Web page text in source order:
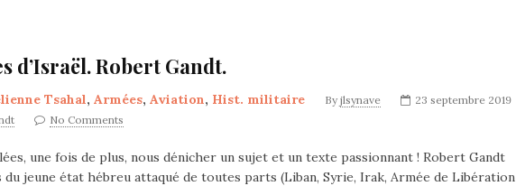
d’Israël. Robert Gandt.
Tsahal, Armées, Aviation, Hist. militaire By jlsynave
23 septembre 2019
No Comments
une fois de plus, nous dénicher un sujet et un texte passionnant ! Robert Gandt
du jeune état hébreu attaqué de toutes parts (Liban, Syrie, Irak, Armée de Libération